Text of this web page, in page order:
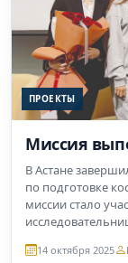
ПРОЕКТЫ
Миссия
В Астане
по подготовке
миссии стало
14 октября 2025